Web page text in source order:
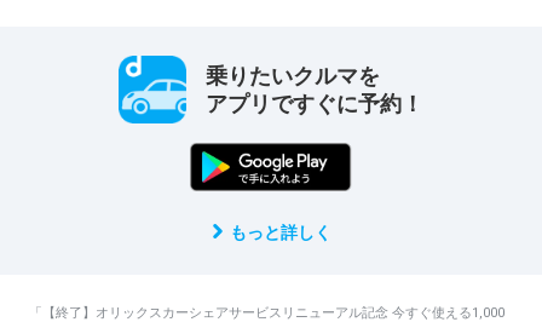
乗りたいクルマを
アプリですぐに予約！
もっと詳しく
「【終了】オリックスカーシェアサービスリニューアル記念 今すぐ使える1,000